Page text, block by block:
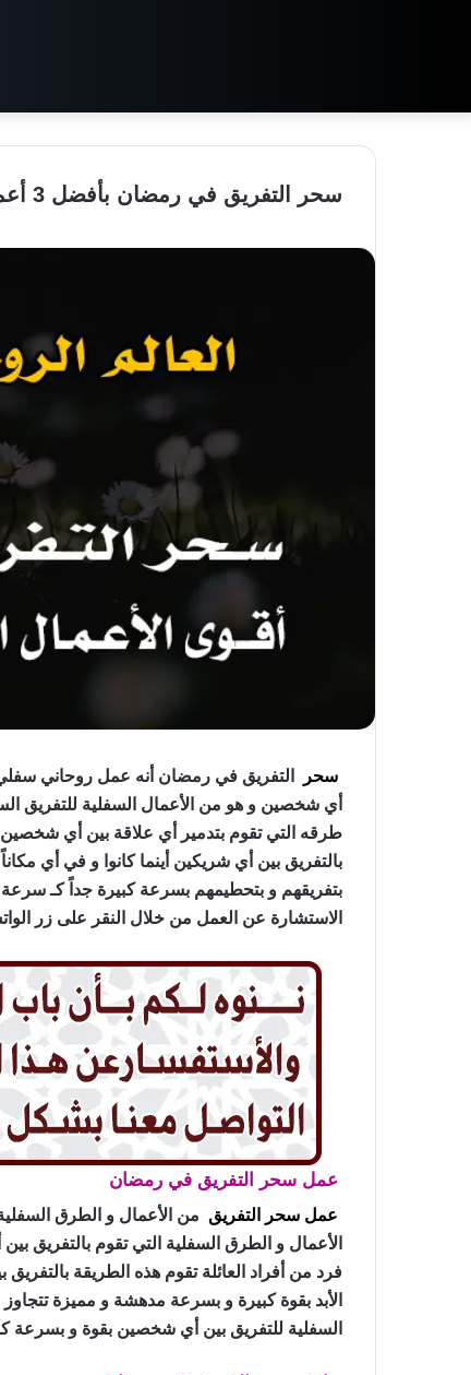
سحر التفريق في رمضان بأفضل 3 أعمال سفلية قوية و الأمنة
سحر
التفريق في رمضان أنه عمل روحاني
أي شخصين و هو من الأعمال السفلية للتفريق
طرقه التي تقوم بتدمير أي علاقة بين أي شخصين
بالتفريق بين أي شريكين أينما كانوا و في أي
بتفريقهم و بتحطيمهم بسرعة كبيرة جداً كـ سرعة
الاستشارة عن العمل من خلال النقر على زر
عمل سحر التفريق في رمضان
عمل سحر التفريق من الأعمال و الطرق
الأعمال و الطرق السفلية التي تقوم بالتفريق
فرد من أفراد العائلة تقوم هذه الطريقة بالتفريق
الأبد بقوة كبيرة و بسرعة مدهشة و مميزة
السفلية للتفريق بين أي شخصين بقوة و بسرعة